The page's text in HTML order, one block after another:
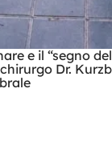
e il “segno
Dr.